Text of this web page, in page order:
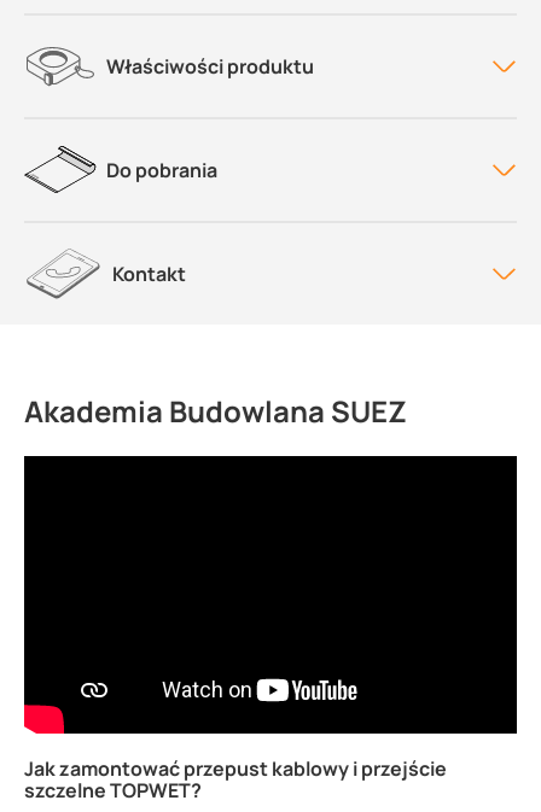
Właściwości produktu
Do pobrania
Kontakt
Akademia Budowlana SUEZ
Jak zamontować przepust kablowy i przejście
szczelne TOPWET?